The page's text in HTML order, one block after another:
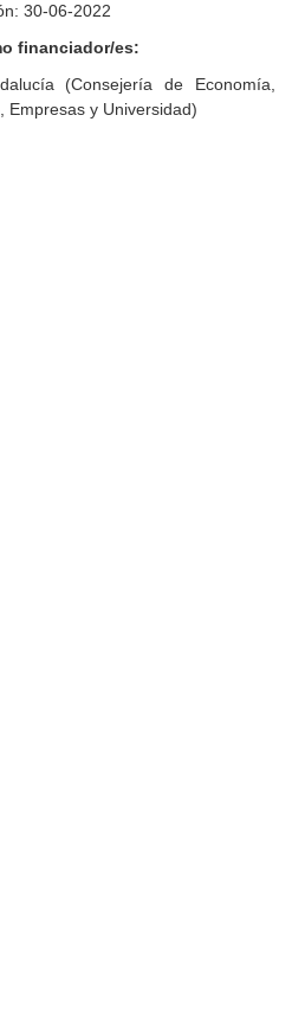
30-06-2022
financiador/es:
(Consejería de Economía,
Empresas y Universidad)